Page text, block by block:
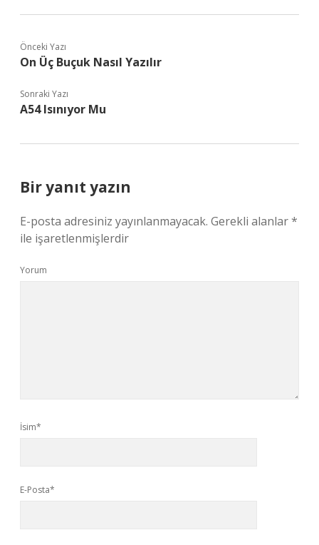
Önceki Yazı
On Üç Buçuk Nasıl Yazılır
Sonraki Yazı
A54 Isınıyor Mu
Bir yanıt yazın
E-posta adresiniz yayınlanmayacak. Gerekli alanlar*
ile işaretlenmişlerdir
Yorum
İsim*
E-Posta*